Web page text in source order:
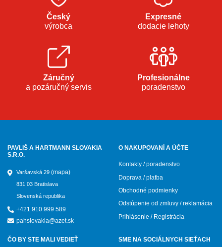
Český
výrobca
Expresné
dodacie lehoty
Záručný
a pozáručný servis
Profesionálne
poradenstvo
PAVLIŠ A HARTMANN SLOVAKIA
S.R.O.
Varšavská 29 (mapa)
831 03 Bratislava
Slovenská republika
+421 910 999 589
pahslovakia@azet.sk
O NAKUPOVANÍ A ÚČTE
Kontakty / poradenstvo
Doprava / platba
Obchodné podmienky
Odstúpenie od zmluvy / reklamácia
Prihlásenie / Registrácia
ČO BY STE MALI VEDIEŤ SME NA SOCIÁLNYCH SIEŤACH